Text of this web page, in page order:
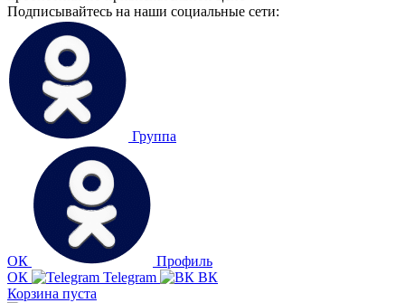
Подписывайтесь на наши социальные сети:
Группа
ОК
Профиль
ОК
Telegram
ВК
Корзина пуста